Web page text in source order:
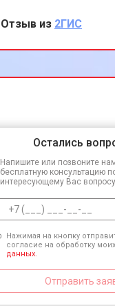
скоростью
качеством
теперь работает
Отзыв из 2ГИС
Остались
Напишите или позвоните
бесплатную консультацию
интересующему Вас
Нажимая на кнопку
согласие на обработку моих
данных.
Отправить